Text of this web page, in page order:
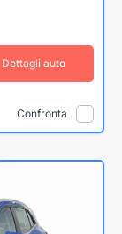
Dettagli auto
Confronta